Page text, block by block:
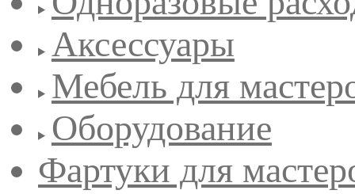
Аксессуары
Мебель для
Оборудование
Фартуки для